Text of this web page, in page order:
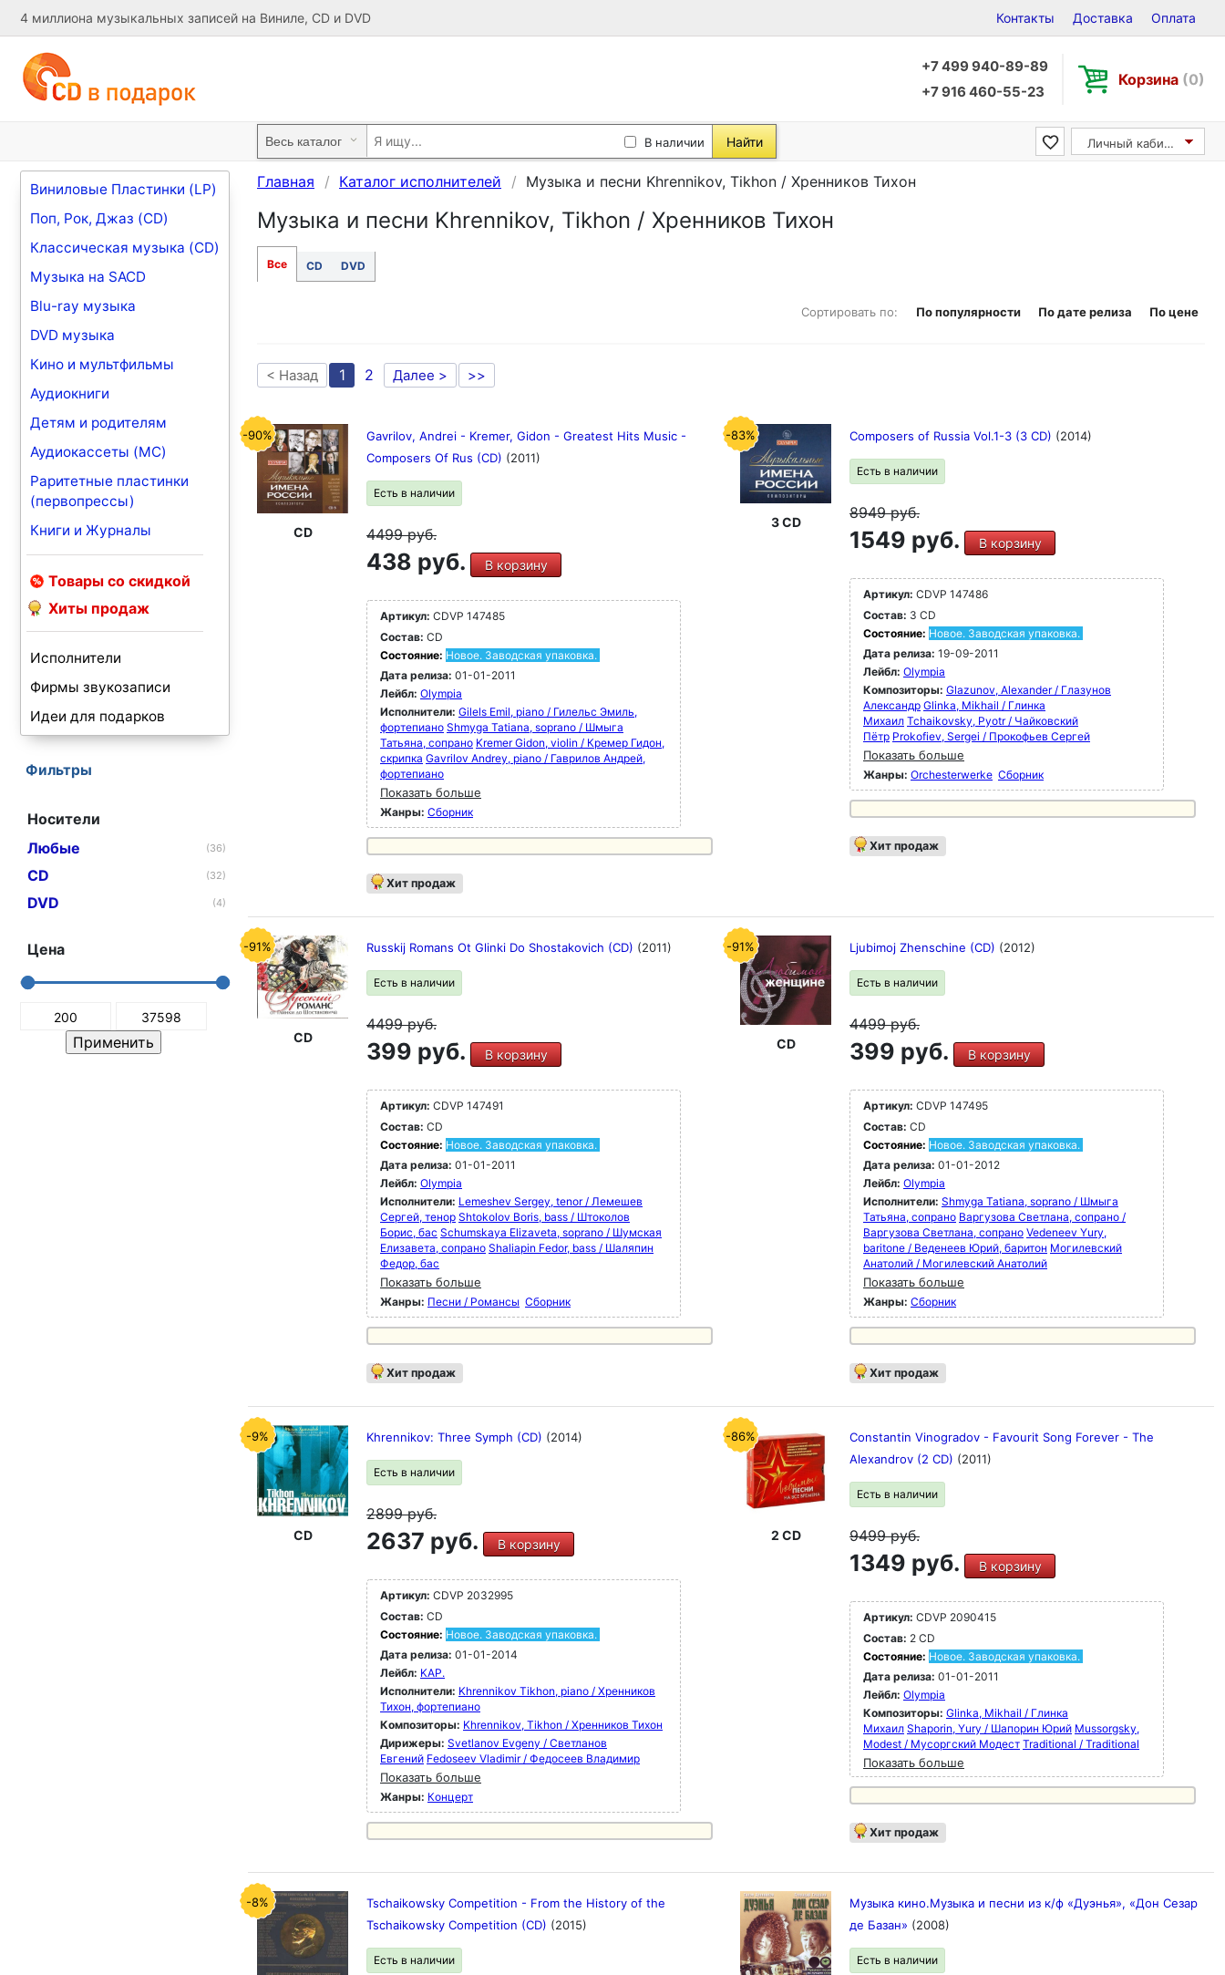
4 миллиона музыкальных записей на Виниле, CD и DVD Контакты Доставка Оплата
+7 499 940-89-89
+7 916 460-55-23
Корзина (0)
В наличии Найти Личный кабинет
Виниловые Пластинки (LP)
Поп, Рок, Джаз (CD)
Классическая музыка (CD)
Музыка на SACD
Blu-ray музыка
DVD музыка
Кино и мультфильмы
Аудиокниги
Детям и родителям
Аудиокассеты (MC)
Раритетные пластинки
(первопрессы)
Книги и Журналы
Товары со скидкой
Хиты продаж
Исполнители
Фирмы звукозаписи
Идеи для подарков
Фильтры
Носители
Любые
(36)
CD (32)
DVD (4)
Цена
Главная Каталог исполнителей Музыка и песни Khrennikov, Tikhon / Хренников Тихон
Музыка и песни Khrennikov, Tikhon / Хренников Тихон
Все CD DVD
Сортировать по: По популярности По дате релиза По цене
< Назад 1 2 Далее > >>
-90%
CD
Gavrilov, Andrei - Kremer, Gidon - Greatest Hits Music -
Composers Of Rus (CD) (2011)
Есть в наличии
4499руб.
438 руб. В корзину
Артикул: CDVP 147485
Состав: CD
Состояние: Новое. Заводская упаковка.
Дата релиза: 01-01-2011
Лейбл: Olympia
Исполнители: Gilels Emil, piano / Гилельс Эмиль,
фортепиано Shmyga Tatiana, soprano / Шмыга
Татьяна, сопрано Kremer Gidon, violin / Кремер Гидон,
скрипка Gavrilov Andrey, piano / Гаврилов Андрей,
фортепиано
Показать больше
Жанры: Сборник
Хит продаж
-83%
3 CD
Composers of Russia Vol.1-3 (3 CD) (2014)
Есть в наличии
8949руб.
1549 руб. В корзину
Артикул: CDVP 147486
Состав: 3 CD
Состояние: Новое. Заводская упаковка.
Дата релиза: 19-09-2011
Лейбл: Olympia
Композиторы: Glazunov, Alexander / Глазунов
Александр Glinka, Mikhail / Глинка
Михаил Tchaikovsky, Pyotr / Чайковский
Пётр Prokofiev, Sergei / Прокофьев Сергей
Показать больше
Жанры: Orchesterwerke Сборник
Хит продаж
-91%
CD
Russkij Romans Ot Glinki Do Shostakovich (CD) (2011)
Есть в наличии
4499руб.
399 руб. В корзину
Артикул: CDVP 147491
Состав: CD
Состояние: Новое. Заводская упаковка.
Дата релиза: 01-01-2011
Лейбл: Olympia
Исполнители: Lemeshev Sergey, tenor / Лемешев
Сергей, тенор Shtokolov Boris, bass / Штоколов
Борис, бас Schumskaya Elizaveta, soprano / Шумская
Елизавета, сопрано Shaliapin Fedor, bass / Шаляпин
Федор, бас
Показать больше
Жанры: Песни / Романсы Сборник
Хит продаж
-91%
CD
Ljubimoj Zhenschine (CD) (2012)
Есть в наличии
4499руб.
399 руб. В корзину
Артикул: CDVP 147495
Состав: CD
Состояние: Новое. Заводская упаковка.
Дата релиза: 01-01-2012
Лейбл: Olympia
Исполнители: Shmyga Tatiana, soprano / Шмыга
Татьяна, сопрано Варгузова Светлана, сопрано /
Варгузова Светлана, сопрано Vedeneev Yury,
baritone / Веденеев Юрий, баритон Могилевский
Анатолий / Могилевский Анатолий
Показать больше
Жанры: Сборник
Хит продаж
-9%
CD
Khrennikov: Three Symph (CD) (2014)
Есть в наличии
2899руб.
2637 руб. В корзину
Артикул: CDVP 2032995
Состав: CD
Состояние: Новое. Заводская упаковка.
Дата релиза: 01-01-2014
Лейбл: KAP.
Исполнители: Khrennikov Tikhon, piano / Хренников
Тихон, фортепиано
Композиторы: Khrennikov, Tikhon / Хренников Тихон
Дирижеры: Svetlanov Evgeny / Светланов
Евгений Fedoseev Vladimir / Федосеев Владимир
Показать больше
Жанры: Концерт
-86%
2 CD
Constantin Vinogradov - Favourit Song Forever - The
Alexandrov (2 CD) (2011)
Есть в наличии
9499руб.
1349 руб. В корзину
Артикул: CDVP 2090415
Состав: 2 CD
Состояние: Новое. Заводская упаковка.
Дата релиза: 01-01-2011
Лейбл: Olympia
Композиторы: Glinka, Mikhail / Глинка
Михаил Shaporin, Yury / Шапорин Юрий Mussorgsky,
Modest / Мусоргский Модест Traditional / Traditional
Показать больше
Хит продаж
-8%
Tschaikowsky Competition - From the History of the
Tschaikowsky Competition (CD) (2015)
Есть в наличии
Музыка кино.Музыка и песни из к/ф «Дуэнья», «Дон Сезар
де Базан» (2008)
Есть в наличии